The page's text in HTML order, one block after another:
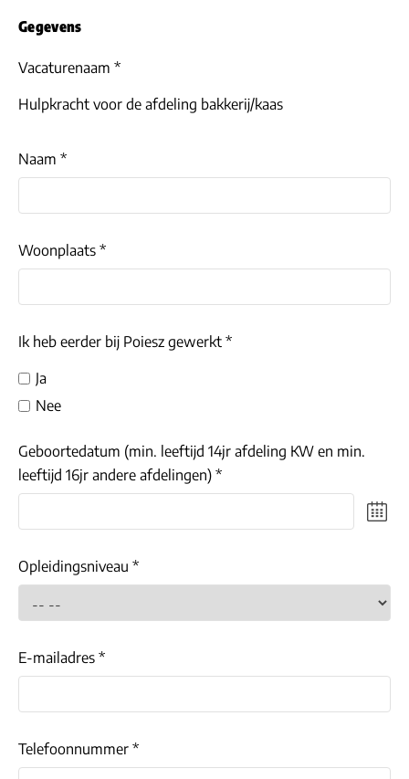
Gegevens
Vacaturenaam *
Hulpkracht voor de afdeling bakkerij/kaas
Naam *
Woonplaats *
Ik heb eerder bij Poiesz gewerkt *
Ja
Nee
Geboortedatum (min. leeftijd 14jr afdeling KW en min.
leeftijd 16jr andere afdelingen) *
Opleidingsniveau *
E-mailadres *
Telefoonnummer *